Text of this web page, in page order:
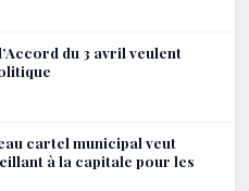
du 3 avril veulent
cartel municipal veut
à la capitale pour les